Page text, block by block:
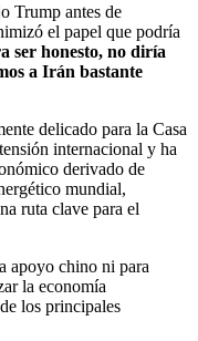
Trump antes de
el papel que podría
ser honesto, no diría
a Irán bastante
delicado para la Casa
internacional y ha
derivado de
mundial,
ruta clave para el
apoyo chino ni para
la economía
los principales